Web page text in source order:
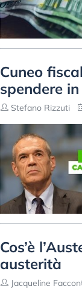
Cuneo
spendere
Stefano Rizzuti
Cos’è
austerità
Jacqueline